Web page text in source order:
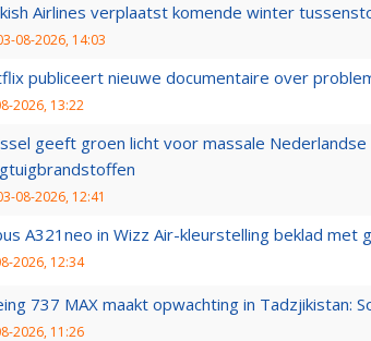
Airlines verplaatst komende winter
08-2026, 14:03
publiceert nieuwe documentaire over
2026, 13:22
geeft groen licht voor massale Nederlandse
08-2026, 12:41
A321neo in Wizz Air-kleurstelling beklad met
2026, 12:34
737 MAX maakt opwachting in Tadzjikistan:
2026, 11:26